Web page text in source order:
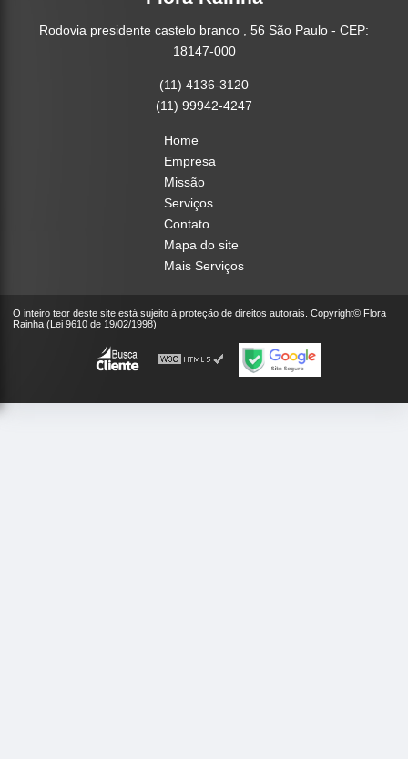
Rodovia presidente castelo branco , 56 São Paulo - CEP:
18147-000
(11) 4136-3120
(11) 99942-4247
Home
Empresa
Missão
Serviços
Contato
Mapa do site
Mais Serviços
O inteiro teor deste site está sujeito à proteção de direitos autorais. Copyright© Flora
Rainha (Lei 9610 de 19/02/1998)